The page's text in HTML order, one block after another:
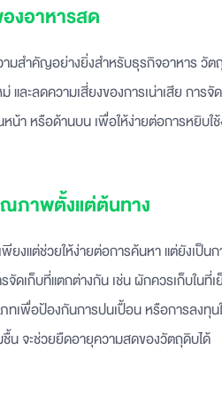
งอาหารสด
มสำคัญอย่างยิ่งสำหรับธุรกิจอาหาร วั
และลดความเสี่ยงของการเน่าเสีย การ
า หรือด้านบน เพื่อให้ง่ายต่อการหยิบใ
ภาพตั้งแต่ต้นทาง
พียงแต่ช่วยให้ง่ายต่อการค้นหา แต่ยังเป็
ดเก็บที่แตกต่างกัน เช่น ผักควรเก็บในที่
ทเพื่อป้องกันการปนเปื้อน หรือการลงทุ
น จะช่วยยืดอายุความสดของวัตถุดิบได้